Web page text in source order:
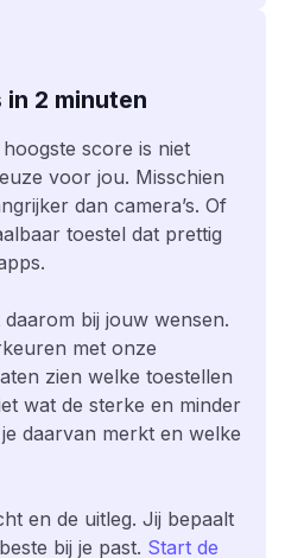
2 minuten
score is niet
voor jou. Misschien
dan camera’s. Of
toestel dat prettig
bij jouw wensen.
met onze
zien welke toestellen
wat de sterke en minder
daarvan merkt en welke
en de uitleg. Jij bepaalt
bij je past. Start de